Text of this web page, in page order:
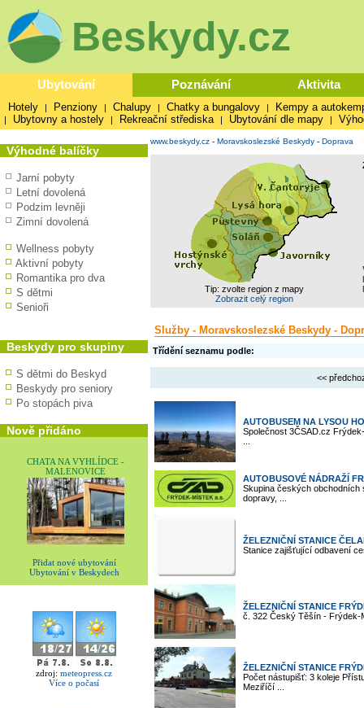
Beskydy.cz
Ubytování Poznávání Aktivita
Hotely | Penziony | Chalupy | Chatky a bungalovy | Kempy a
| Ubytovny a hostely | Rekreační střediska | Ubytování dle mapy |
Výhodné balíčky
Jarní pobyty
Letní dovolená
Podzim levněji
Zimní dovolená
Wellness pobyty
Aktivní pobyty
Romantika pro dva
S dětmi
Senioři
Beskydy pro skupiny
S dětmi do Beskyd
Beskydy pro seniory
Po stopách piva
Nově přidáno
CHATA NA VYHLÍDCE -
MALENOVICE
Přidat nové ubytování
Ubytování v Beskydech
zdroj: meteopress.cz
Více o počasí
www.beskydy.cz - Moravskoslezské Beskydy - Doprava
Tip: zvolte region z mapy
Zobrazit celý region
Služby - Moravskoslezské Beskydy -
Třídění seznamu podle:
<<
AUTOBUSEM NA LYSOU
Společnost 3ČSAD.cz
AUTOBUSOVÉ NÁDRAŽÍ
Skupina českých
dopravy, ...
ŽELEZNIČNÍ STANICE
Stanice zajišťující odbavení
ŽELEZNIČNÍ STANICE
č. 322 Český Těšín - Frýdek-
ŽELEZNIČNÍ STANICE
Počet nástupišť: 3 koleje
Meziříčí ...